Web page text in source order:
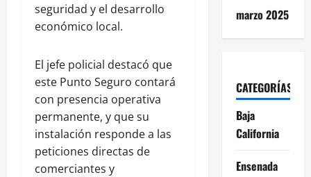
seguridad y el desarrollo
económico local.
El jefe policial destacó que
este Punto Seguro contará
con presencia operativa
permanente, y que su
instalación responde a las
peticiones directas de
comerciantes y
marzo 2025
CATEGORÍAS
Baja
California
Ensenada